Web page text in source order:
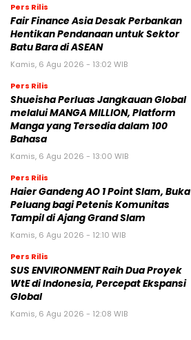
Pers Rilis
Fair Finance Asia Desak Perbankan
Hentikan Pendanaan untuk Sektor
Batu Bara di ASEAN
Kamis, 6 Agu 2026 - 13:02 WIB
Pers Rilis
Shueisha Perluas Jangkauan Global
melalui MANGA MILLION, Platform
Manga yang Tersedia dalam 100
Bahasa
Kamis, 6 Agu 2026 - 13:00 WIB
Pers Rilis
Haier Gandeng AO 1 Point Slam, Buka
Peluang bagi Petenis Komunitas
Tampil di Ajang Grand Slam
Kamis, 6 Agu 2026 - 12:10 WIB
Pers Rilis
SUS ENVIRONMENT Raih Dua Proyek
WtE di Indonesia, Percepat Ekspansi
Global
Kamis, 6 Agu 2026 - 12:08 WIB